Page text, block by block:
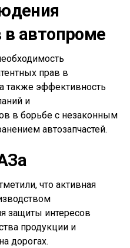
в автопроме
прав в
также эффективность
и
в борьбе с незаконным
автозапчастей.
что активная
защиты интересов
продукции и
дорогах.